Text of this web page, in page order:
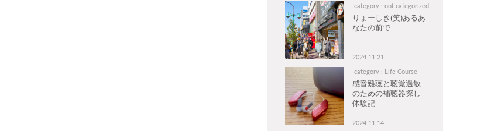
category : not categorized
りょーしき(笑)あるあ
なたの前で
2024.11.21
category : Life Course
感音難聴と聴覚過敏
のための補聴器探し
体験記
2024.11.14